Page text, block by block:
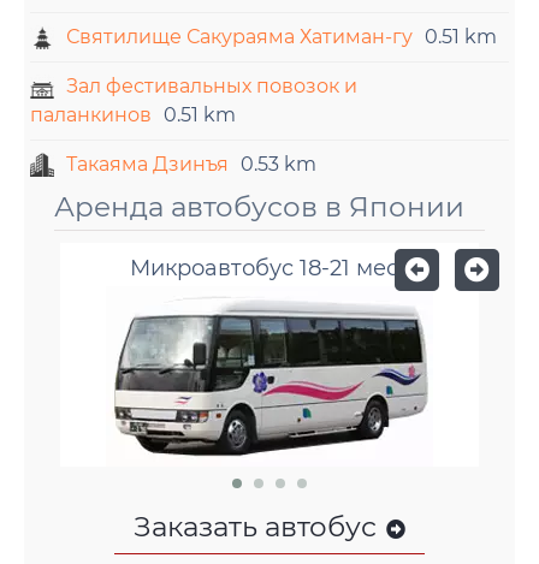
Святилище Сакураяма Хатиман-гу 0.51 km
Зал фестивальных повозок и
паланкинов 0.51 km
Такаяма Дзинъя 0.53 km
Аренда автобусов в Японии
Микроавтобус 18-21 мест
Заказать автобус